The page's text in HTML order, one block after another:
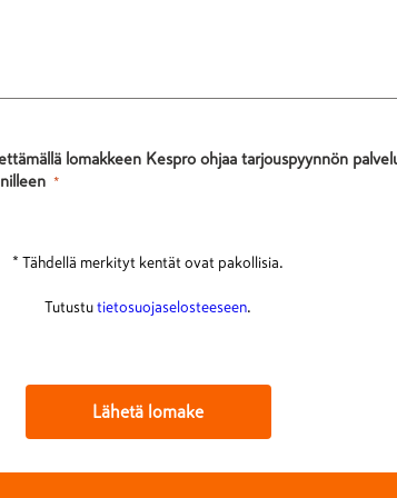
lomakkeen Kespro ohjaa tarjouspyynnön
* Tähdellä merkityt kentät ovat pakollisia.
Tutustu tietosuojaselosteeseen.
Lähetä lomake